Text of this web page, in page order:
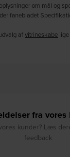
om mål og
fanebladet
afvitrineskabe lige
fra vores
kunder? Læs
feedback